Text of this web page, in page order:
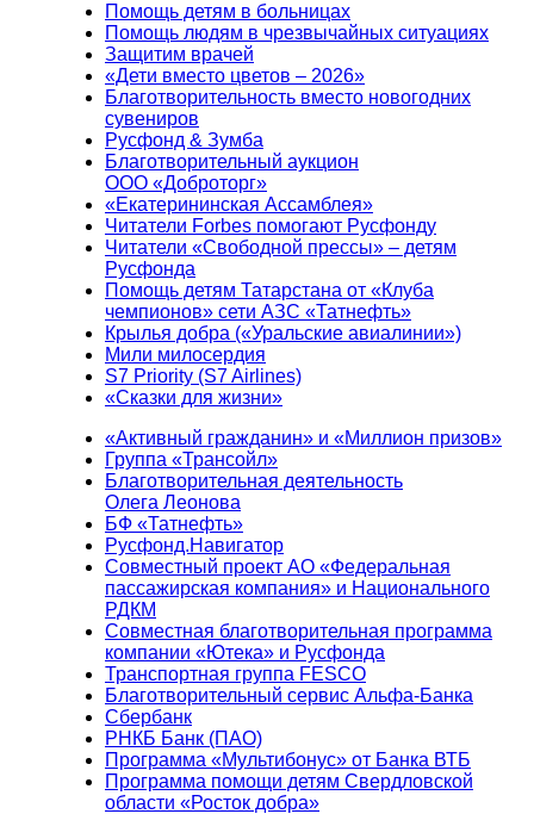
Помощь детям в больницах
Помощь людям в чрезвычайных ситуациях
Защитим врачей
«Дети вместо цветов – 2026»
Благотворительность вместо новогодних
сувениров
Русфонд & Зумба
Благотворительный аукцион
ООО «Доброторг»
«Екатерининская Ассамблея»
Читатели Forbes помогают Русфонду
Читатели «Свободной прессы» – детям
Русфонда
Помощь детям Татарстана от «Клуба
чемпионов» сети АЗС «Татнефть»
Крылья добра («Уральские авиалинии»)
Мили милосердия
S7 Priority (S7 Airlines)
«Сказки для жизни»
«Активный гражданин» и «Миллион призов»
Группа «Трансойл»
Благотворительная деятельность
Олега Леонова
БФ «Татнефть»
Русфонд.Навигатор
Совместный проект АО «Федеральная
пассажирская компания» и Национального
РДКМ
Совместная благотворительная программа
компании «Ютека» и Русфонда
Транспортная группа FESCO
Благотворительный сервис Альфа-Банка
Сбербанк
РНКБ Банк (ПАО)
Программа «Мультибонус» от Банка ВТБ
Программа помощи детям Свердловской
области «Росток добра»